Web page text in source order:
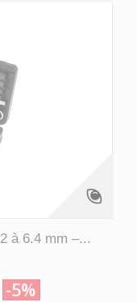
à 6.4 mm –...
-5%